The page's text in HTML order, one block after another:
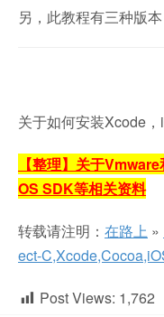
另，此教程有三种版
关于如何安装Xcode
【整理】关于
OS SDK等相关资料
转载请注明： 在路上 »
ect-
Post Views: 1,762